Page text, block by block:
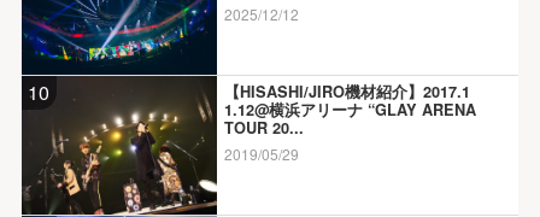
2025/12/12
10
【HISASHI/JIRO機材紹介】2017.1
1.12@横浜アリーナ “GLAY ARENA
TOUR 20...
2019/05/29